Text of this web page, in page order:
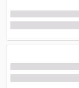
مطبوع و... می
آریان